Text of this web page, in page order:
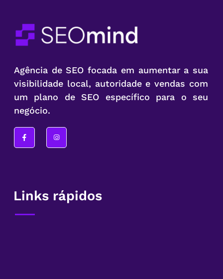
Agência de SEO focada em aumentar a sua
visibilidade local, autoridade e vendas com
um plano de SEO específico para o seu
negócio.
Links rápidos